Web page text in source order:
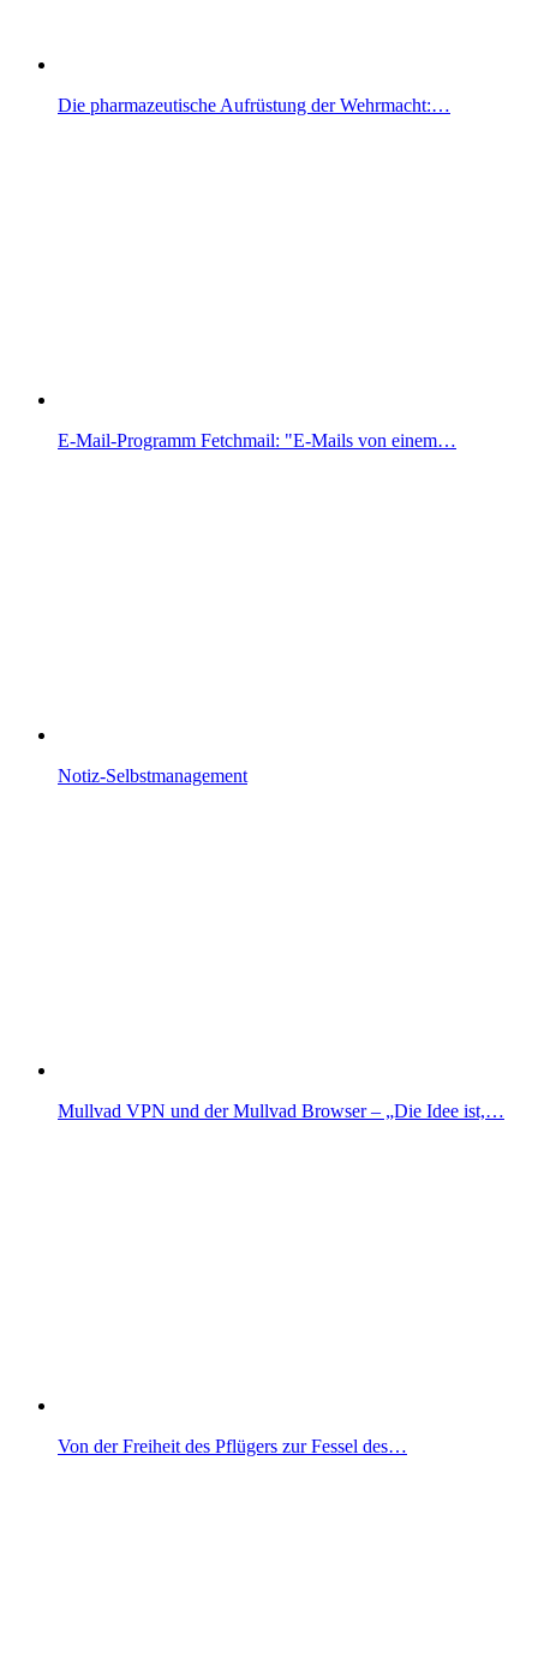
Die pharmazeutische Aufrüstung der Wehrmacht:…
E-Mail-Programm Fetchmail: "E-Mails von einem…
Notiz-Selbstmanagement
Mullvad VPN und der Mullvad Browser – „Die Idee ist,…
Von der Freiheit des Pflügers zur Fessel des…